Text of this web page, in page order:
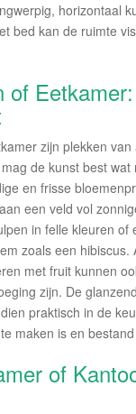
horizontaal
bed kan de ruimte
of
zijn plekken
de kunst best wat
en frisse
een veld vol
in felle kleuren of
zoals een hibiscus.
met fruit kunnen
zijn. De
praktisch in de
maken is en
of